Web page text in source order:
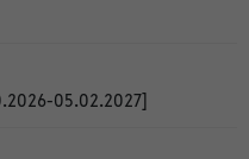
05.02.2027]